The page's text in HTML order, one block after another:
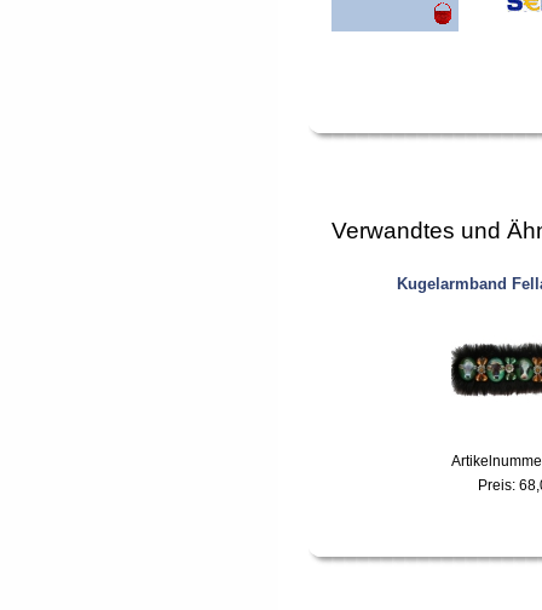
Verwandtes und
Kugelarmband
Preis: